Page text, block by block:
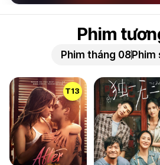
Phim
Phim tháng 08Phim
T13